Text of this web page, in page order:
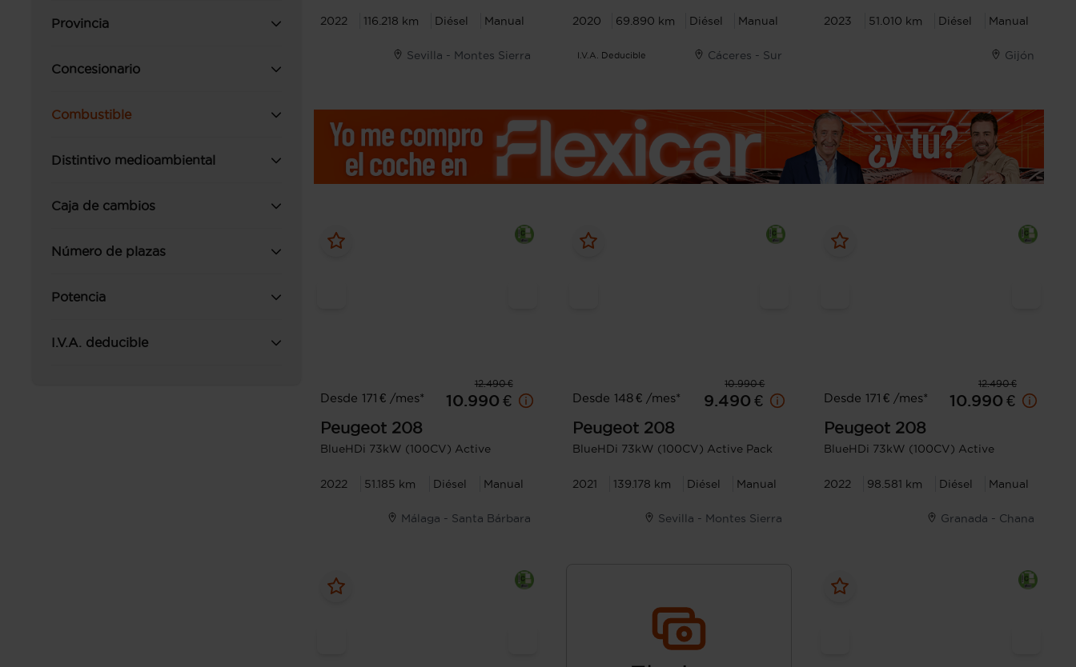
Provincia
Concesionario
Combustible
Distintivo medioambiental
Caja de cambios
Número de plazas
Potencia
I.V.A. deducible
2022 116.218 km Diésel Manual
Sevilla - Montes Sierra
2020 69.890 km Diésel Manual
I.V.A. Deducible Cáceres - Sur
2023 51.010 km Diésel Manual
Gijón
12.490 €
Desde 171 € /mes*
10.990 €
Peugeot 208
BlueHDi 73kW (100CV) Active
2022 51.185 km Diésel Manual
Málaga - Santa Bárbara
10.990 €
Desde 148 € /mes*
9.490 €
Peugeot 208
BlueHDi 73kW (100CV) Active Pack
2021 139.178 km Diésel Manual
Sevilla - Montes Sierra
12.490 €
Desde 171 € /mes*
10.990 €
Peugeot 208
BlueHDi 73kW (100CV) Active
2022 98.581 km Diésel Manual
Granada - Chana